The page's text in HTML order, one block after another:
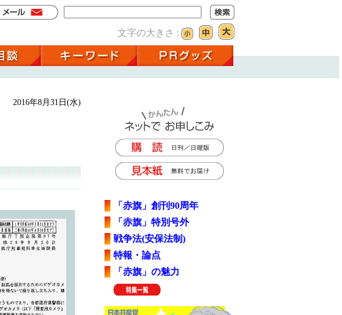
文字の大きさ :
2016年8月31日(水)
「赤旗」創刊90周年
「赤旗」特別号外
戦争法(安保法制)
特報・論点
「赤旗」の魅力